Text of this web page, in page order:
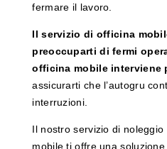
fermare il lavoro.
Il servizio di officina
preoccuparti di fermi
officina mobile interviene
assicurarti che l’autogru
interruzioni.
Il nostro servizio di
mobile ti offre una